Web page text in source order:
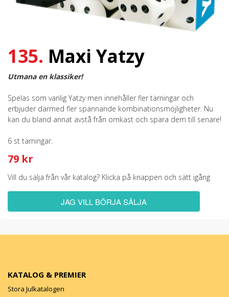
135. Maxi Yatzy
Utmana en klassiker!
Spelas som vanlig Yatzy men innehåller fler tärningar och
erbjuder därmed fler spännande kombinationsmöjligheter. Nu
kan du bland annat avstå från omkast och spara dem till senare!
6 st tärningar.
79 kr
Vill du sälja från vår katalog? Klicka på knappen och sätt igång
JAG VILL BÖRJA SÄLJA
KATALOG & PREMIER
Stora Julkatalogen